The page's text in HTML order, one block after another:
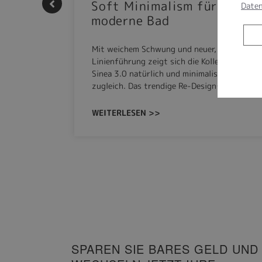
Soft Minimalism für das
moderne Bad
Mit weichem Schwung und neuer, markanter
Linienführung zeigt sich die Kollektion
Sinea 3.0 natürlich und minimalistisch
zugleich. Das trendige Re-Design…
WEITERLESEN >>
SPAREN SIE BARES GELD UND